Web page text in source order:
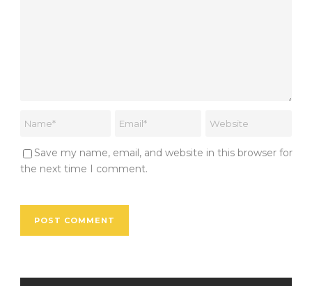
Save my name, email, and website in this browser for
the next time I comment.